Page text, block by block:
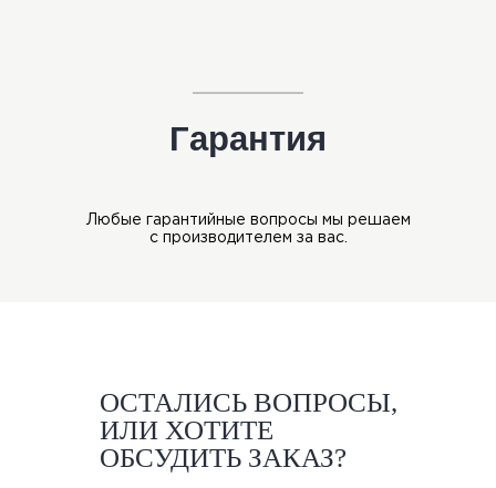
Гарантия
Любые гарантийные вопросы мы решаем
с производителем за вас.
ОСТАЛИСЬ ВОПРОСЫ,
ИЛИ ХОТИТЕ
ОБСУДИТЬ ЗАКАЗ?